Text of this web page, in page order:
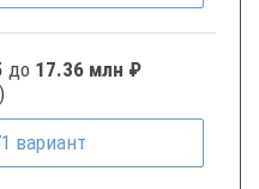
до 17.36 млн ₽
)
вариант